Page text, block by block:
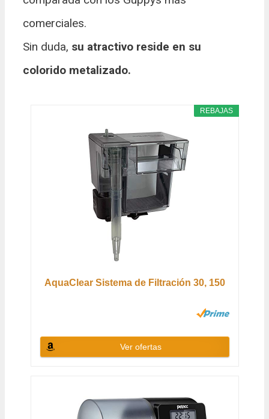
comerciales.
Sin duda, su atractivo reside en su
colorido metalizado.
REBAJAS
AquaClear Sistema de Filtración 30, 150
Ver ofertas